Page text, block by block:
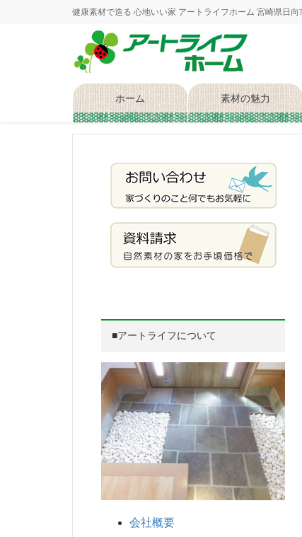
健康素材で造る 心地いい家 アートライフホーム 宮崎県日向
ホーム 素材の魅力
■アートライフについて
会社概要